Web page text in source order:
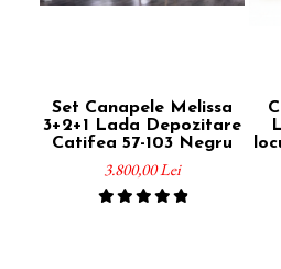
Set Canapele Melissa
3+2+1 Lada Depozitare
Catifea 57-103 Negru
3.800,00 Lei